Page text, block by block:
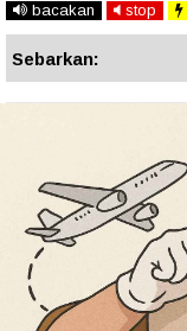
bacakan stop
Sebarkan: